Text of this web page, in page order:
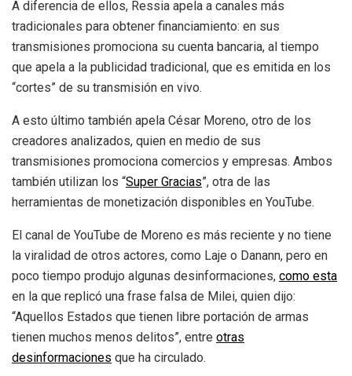
A diferencia de ellos, Ressia apela a canales más
tradicionales para obtener financiamiento: en sus
transmisiones promociona su cuenta bancaria, al tiempo
que apela a la publicidad tradicional, que es emitida en los
“cortes” de su transmisión en vivo.
A esto último también apela César Moreno, otro de los
creadores analizados, quien en medio de sus
transmisiones promociona comercios y empresas. Ambos
también utilizan los “Super Gracias”, otra de las
herramientas de monetización disponibles en YouTube.
El canal de YouTube de Moreno es más reciente y no tiene
la viralidad de otros actores, como Laje o Danann, pero en
poco tiempo produjo algunas desinformaciones, como esta
en la que replicó una frase falsa de Milei, quien dijo:
“Aquellos Estados que tienen libre portación de armas
tienen muchos menos delitos”, entre otras
desinformaciones que ha circulado.